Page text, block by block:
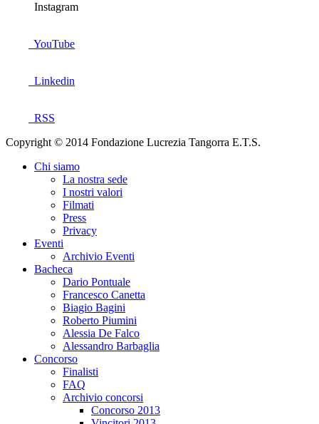
Instagram
YouTube
Linkedin
RSS
Copyright © 2014 Fondazione Lucrezia Tangorra E.T.S.
Chi siamo
La nostra sede
I nostri valori
Filmati
Press
Privacy
Eventi
Archivio Eventi
Bacheca
Dario Pontuale
Francesco Canetta
Biagio Bagini
Roberto Piumini
Alessia De Falco
Alessandro Barbaglia
Concorso
Finalisti
FAQ
Archivio concorsi
Concorso 2013